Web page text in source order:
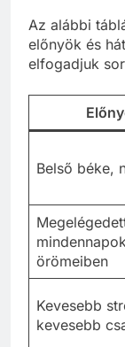
Az alábbi
előnyök és
elfogadjuk
Belső béke,
mindennapok
örömeiben
Kevesebb
kevesebb